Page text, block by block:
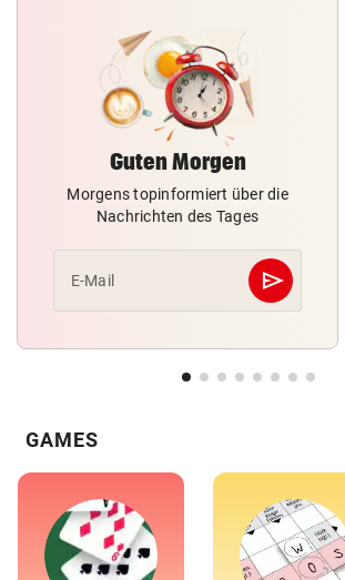
Guten Morgen
Morgens topinformiert über die
Nachrichten des Tages
E-Mail send
Abschicken
GAMES